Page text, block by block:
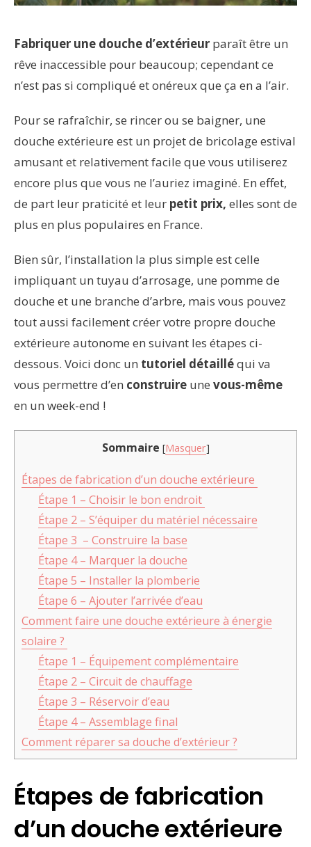
Fabriquer une douche d’extérieur paraît être un
rêve inaccessible pour beaucoup; cependant ce
n’est pas si compliqué et onéreux que ça en a l’air.
Pour se rafraîchir, se rincer ou se baigner, une
douche extérieure est un projet de bricolage estival
amusant et relativement facile que vous utiliserez
encore plus que vous ne l’auriez imaginé. En effet,
de part leur praticité et leur petit prix, elles sont de
plus en plus populaires en France.
Bien sûr, l’installation la plus simple est celle
impliquant un tuyau d’arrosage, une pomme de
douche et une branche d’arbre, mais vous pouvez
tout aussi facilement créer votre propre douche
extérieure autonome en suivant les étapes ci-
dessous. Voici donc un tutoriel détailléqui va
vous permettre d’en construire une vous-même
en un week-end !
Sommaire [Masquer]
Étapes de fabrication d’un douche extérieure
Étape 1 – Choisir le bon endroit
Étape 2 – S’équiper du matériel nécessaire
Étape 3 – Construire la base
Étape 4 – Marquer la douche
Étape 5 – Installer la plomberie
Étape 6 – Ajouter l’arrivée d’eau
Comment faire une douche extérieure à énergie
solaire ?
Étape 1 – Équipement complémentaire
Étape 2 – Circuit de chauffage
Étape 3 – Réservoir d’eau
Étape 4 – Assemblage final
Comment réparer sa douche d’extérieur ?
Étapes de fabrication
d’un douche extérieure